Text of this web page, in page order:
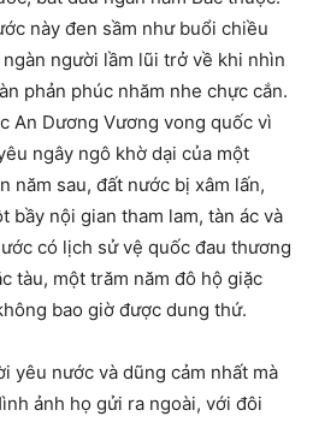
này đen sầm như buổi chiều
người lầm lũi trở về khi nhìn
phản phúc nhăm nhe chực cắn.
An Dương Vương vong quốc vì
ngây ngô khờ dại của một
năm sau, đất nước bị xâm lấn,
bầy nội gian tham lam, tàn ác và
có lịch sử vệ quốc đau thương
tàu, một trăm năm đô hộ giặc
bao giờ được dung thứ.
yêu nước và dũng cảm nhất mà
ảnh họ gửi ra ngoài, với đôi